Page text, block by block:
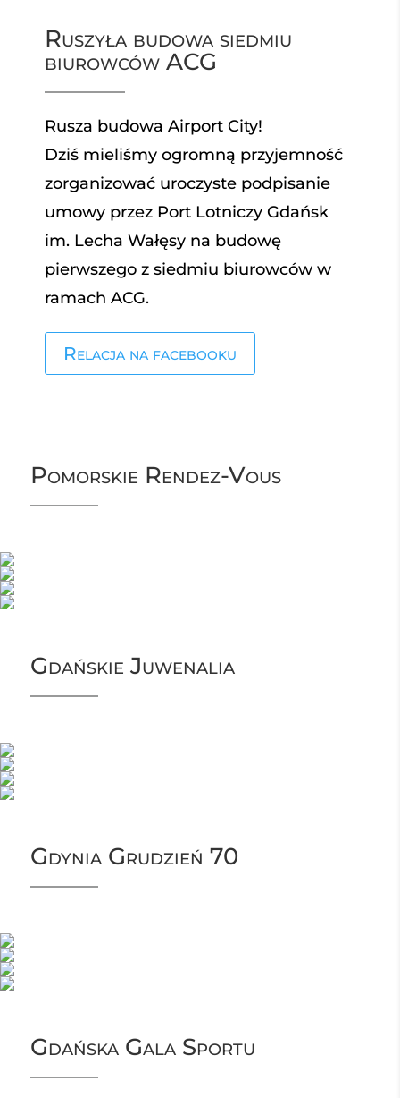
Ruszyła budowa siedmiu
biurowców ACG
Rusza budowa Airport City!
Dziś mieliśmy ogromną przyjemność
zorganizować uroczyste podpisanie
umowy przez Port Lotniczy Gdańsk
im. Lecha Wałęsy na budowę
pierwszego z siedmiu biurowców w
ramach ACG.
Relacja na facebooku
Pomorskie Rendez-Vous
Gdańskie Juwenalia
Gdynia Grudzień 70
Gdańska Gala Sportu